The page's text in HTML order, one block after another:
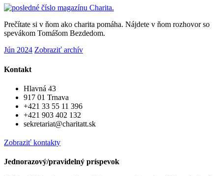
Prečítate si v ňom ako charita pomáha. Nájdete v ňom rozhovor so
spevákom Tomášom Bezdedom.
Jún 2024 Zobraziť archív
Kontakt
Hlavná 43
917 01 Trnava
+421 33 55 11 396
+421 903 402 132
sekretariat@charitatt.sk
Zobraziť kontakty
Jednorazový/pravidelný príspevok